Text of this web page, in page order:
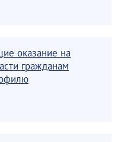
оказание на
гражданам